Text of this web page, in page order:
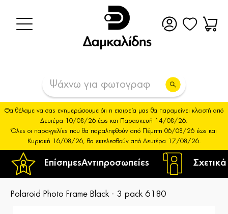
ΕπίσημεςΑντιπροσωπείες
Θα θέλαμε να σας ενημερώσουμε ότι η εταιρεία μας θα παραμείνει κλειστή από
Δευτέρα 10/08/26 έως και Παρασκευή 14/08/26.
Όλες οι παραγγελίες που θα παραληφθούν από Πέμπτη 06/08/26 έως και
Κυριακή 16/08/26, θα εκτελεσθούν από Δευτέρα 17/08/26.
Polaroid Photo Frame Black - 3 pack 6180